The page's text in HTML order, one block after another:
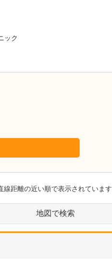
ック
線距離の近い順で表示されています
地図で検索
沖縄県那覇市
友寄クリニック
貴院の特長を教えてください。
当院は常勤医3名の3診体
制に加え、非常勤の先生